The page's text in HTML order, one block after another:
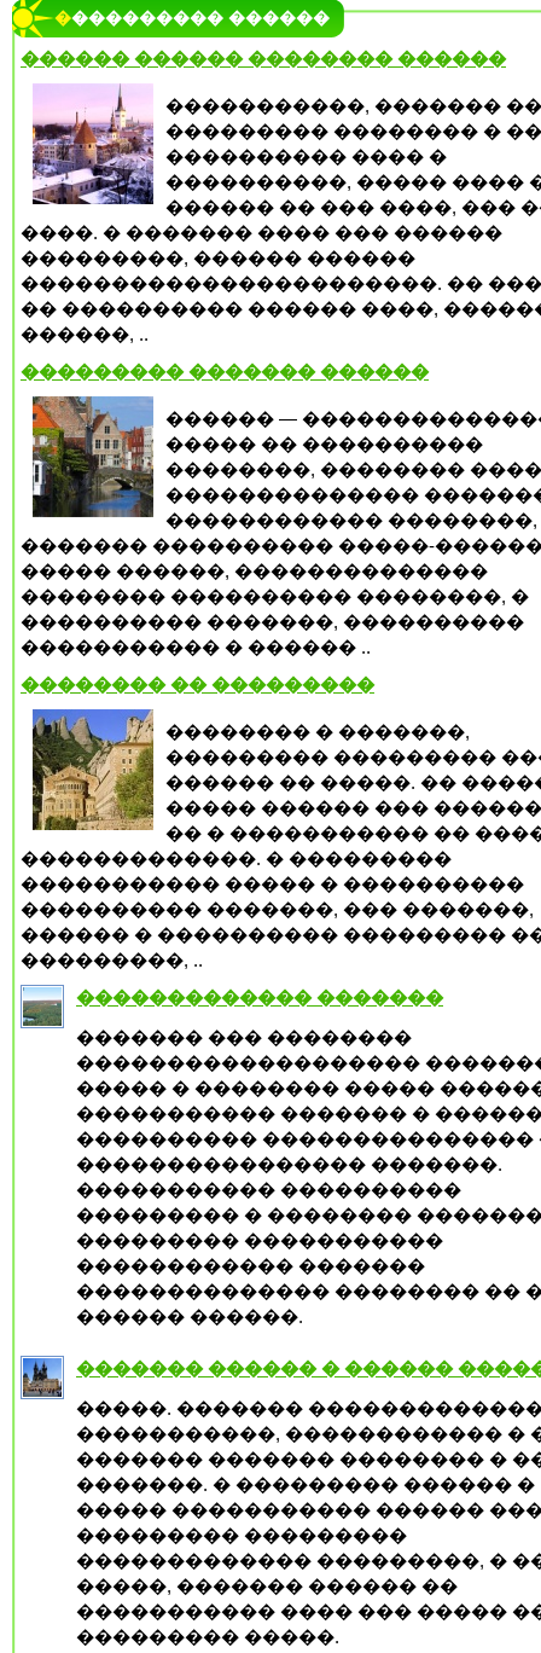
���������� ������
������ ������ �������� ������
�����������, �������
��������� �������� �
���������� ���� �
����������, ����� ����
������ �� ��� ����, ���
����. � ������� ���� ��� ������
���������, ������ ������
�����������������������. ��
�� ���������� ������ ����,
������, ..
��������� ������� ������
������ —
����� �� ����������
��������, ��������
��������������
������������ ��������,
������� ���������� �����-
����� ������, ��������������
�������� ���������� ��������, �
���������� �������, ����������
����������� � ������ ..
�������� �� ���������
�������� � �������,
��������� ���������
������ �� �����. ��
����� ������ ���
�� � ����������� ��
�������������. � ���������
����������� ����� � ����������
���������� �������, ��� �������,
������ � ���������� ���������
���������, ..
������������� �������
������� ��� ��������
�������������������
����� � �������� �����
����������� ������� �
���������� ���������������
���������������� �������.
����������� ����������
��������� � ��������
��������� �����������
������������ �������
�������������� �������� ��
������ ������.
������� ������ � ������
�����. �������
�����������, ������������ �
������� ������� �������� �
�������. � ��������� ������ �
����� ����������� ������
��������� ���������
������������� ���������, �
�����, ������� ������ ��
����������� ���� ��� �����
��������� �����.